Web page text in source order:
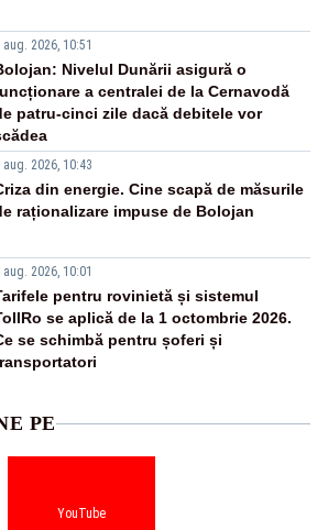
aug. 2026, 10:51
Nivelul Dunării asigură o
a centralei de la Cernavodă
patru-cinci zile dacă debitele vor
aug. 2026, 10:43
din energie. Cine scapă de măsurile
raționalizare impuse de Bolojan
aug. 2026, 10:01
pentru rovinietă și sistemul
se aplică de la 1 octombrie 2026.
se schimbă pentru șoferi și
PE
YouTube